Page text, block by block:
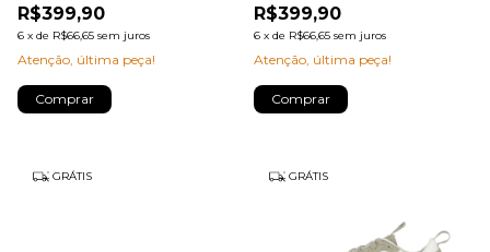
R$399,90
6 x de R$66,65 sem juros
Atenção, última peça!
Comprar
R$399,90
6 x de R$66,65 sem juros
Atenção, última peça!
Comprar
GRÁTIS GRÁTIS